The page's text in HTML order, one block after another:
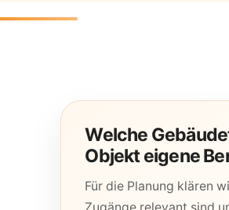
Welche
Objekt eigene
Für die Planung klären